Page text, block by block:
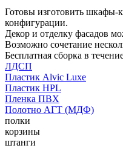
Готовы изготовить шкафы-
конфигурации.
Декор и отделку фасадов
Возможно сочетание
Бесплатная сборка в
ЛДСП
Пластик Alvic Luxe
Пластик HPL
Пленка ПВХ
Полотно АГТ (МДФ)
полки
корзины
штанги